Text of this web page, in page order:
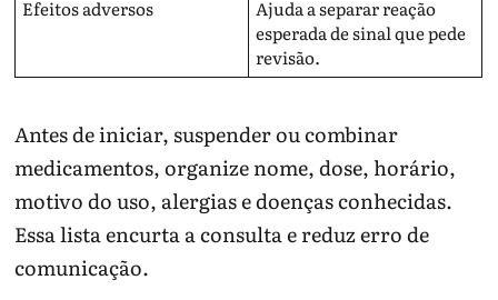
Efeitos adversos
Ajuda a separar reação
esperada de sinal que pede
revisão.
Antes de iniciar, suspender ou combinar
medicamentos, organize nome, dose, horário,
motivo do uso, alergias e doenças conhecidas.
Essa lista encurta a consulta e reduz erro de
comunicação.